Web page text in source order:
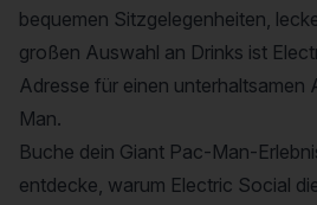
bequemen Sitzgelegenheiten,
großen Auswahl an Drinks ist
Adresse für einen unterhaltsamen
Man.
Buche dein Giant Pac-Man-
entdecke, warum Electric Social